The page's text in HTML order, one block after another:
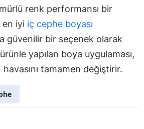
renk performansı bir
en iyi iç cephe boyası
güvenilir bir seçenek olarak
yapılan boya uygulaması,
havasını tamamen değiştirir.